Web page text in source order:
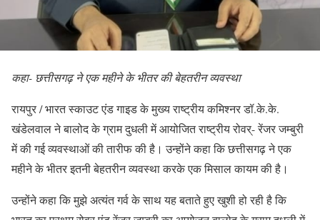
कहा- छत्तीसगढ़ ने एक महीने के भीतर की बेहतरीन व्यवस्था
रायपुर / भारत स्काउट एंड गाइड के मुख्य राष्ट्रीय कमिश्नर डॉ.के.के.
खंडेलवाल ने बालोद के ग्राम दुधली में आयोजित राष्ट्रीय रोवर्- रेंजर जम्बुरी
में की गई व्यवस्थाओं की तारीफ की है। उन्होंने कहा कि छत्तीसगढ़ ने एक
महीने के भीतर इतनी बेहतरीन व्यवस्था करके एक मिसाल कायम की है।
उन्होंने कहा कि मुझे अत्यंत गर्व के साथ यह बताते हुए खुशी हो रही है कि